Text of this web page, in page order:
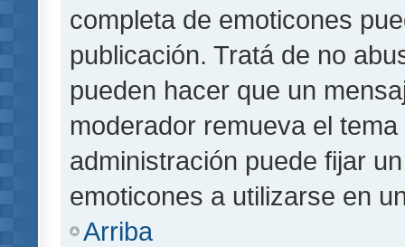
completa de emoticones
publicación. Tratá de no
pueden hacer que un
moderador remueva el
administración puede fijar
emoticones a utilizarse en
Arriba